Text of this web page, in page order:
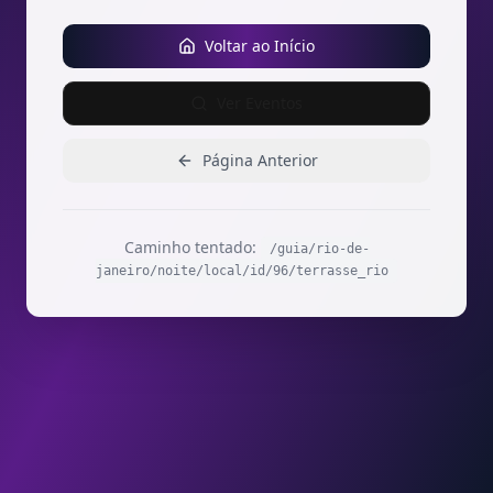
Voltar ao Início
Página Anterior
Caminho tentado:
/guia/rio-de-
janeiro/noite/local/id/96/terrasse_rio